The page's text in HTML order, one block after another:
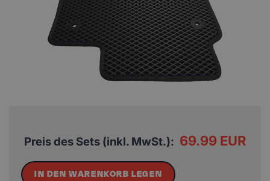
Preis des Sets (inkl. MwSt.): 69.99 EUR
IN DEN WARENKORB LEGEN